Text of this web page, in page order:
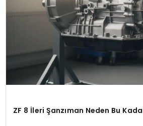
SAĞLIK
ZF 8 İleri Şanzıman Neden Bu